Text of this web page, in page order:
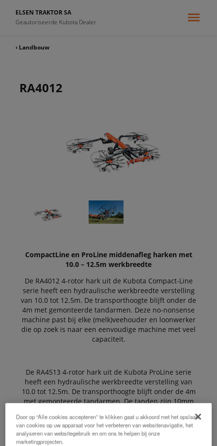
ELSEN TRAKTOR SA
Geautoriseerde Kubota Dealer
‹ Landbouw
RA4012
CompactLine en ProLine middenafleg harken met
10.0 – 12.5m werkbreedte
De RA4012 4-rotor hark uit de Kubota Compact-Line
serie heeft een hydraulische werkbreedte verstelling
van 10.0 tot 12.5m. De transporthoogte blijft onder de
4m met gemonteerde tandarmen. Deze no-nonsense
machine past bij elke (melk)veehouder en loonwerker
die op zoek is naar een eenvoudige machine met veel
capaciteit.
De RA4513 4-rotor hark uit de Kubota ProLine serie
heeft een hydraulische werkbreedte verstelling van
10.0 tot 12.5m. De transporthoogte blijft onder de 4m
met gemonteerde tandarmen. De tanden zijn 10mm
Door op “Alle cookies accepteren” te klikken gaat u akkoord met het opslaan
van cookies op uw apparaat voor het verbeteren van websitenavigatie, het
analyseren van websitegebruik en om ons te helpen bij onze
marketingprojecten.